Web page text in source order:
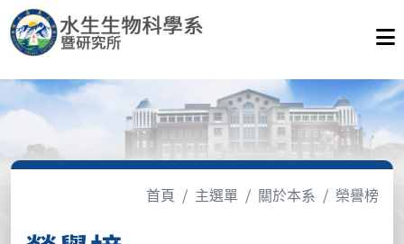
首頁 主選單 關於本系 榮譽榜